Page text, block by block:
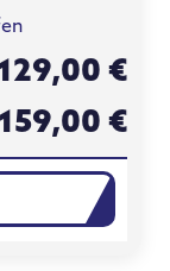
€
159,00 €